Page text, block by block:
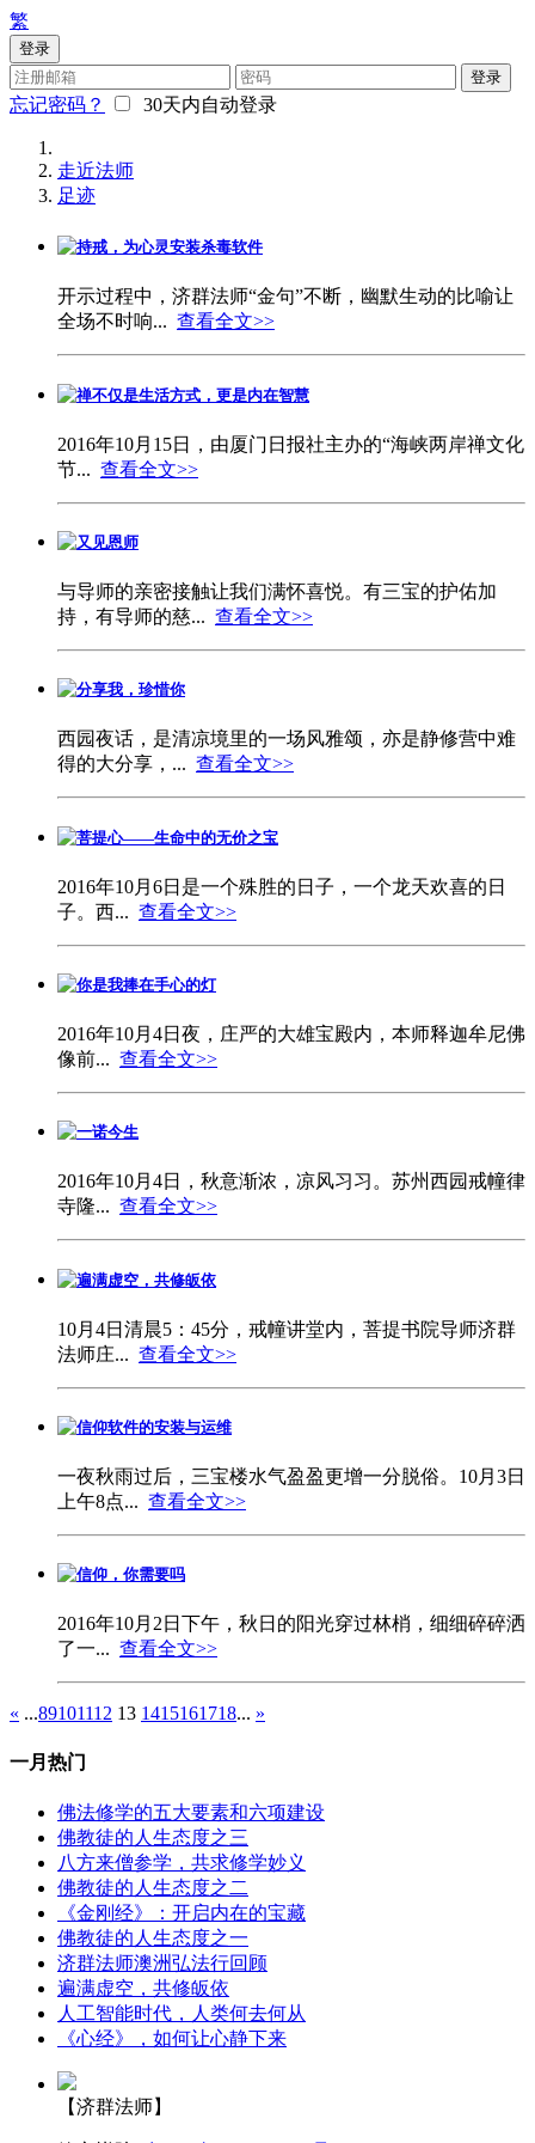
繁
登录
登录
忘记密码？ 30天内自动登录
走近法师
足迹
持戒，为心灵安装杀毒软件
开示过程中，济群法师“金句”不断，幽默生动的比喻让
全场不时响... 查看全文>>
禅不仅是生活方式，更是内在智慧
2016年10月15日，由厦门日报社主办的“海峡两岸禅文化
节... 查看全文>>
又见恩师
与导师的亲密接触让我们满怀喜悦。有三宝的护佑加
持，有导师的慈... 查看全文>>
分享我，珍惜你
西园夜话，是清凉境里的一场风雅颂，亦是静修营中难
得的大分享，... 查看全文>>
菩提心——生命中的无价之宝
2016年10月6日是一个殊胜的日子，一个龙天欢喜的日
子。西... 查看全文>>
你是我捧在手心的灯
2016年10月4日夜，庄严的大雄宝殿内，本师释迦牟尼佛
像前... 查看全文>>
一诺今生
2016年10月4日，秋意渐浓，凉风习习。苏州西园戒幢律
寺隆... 查看全文>>
遍满虚空，共修皈依
10月4日清晨5：45分，戒幢讲堂内，菩提书院导师济群
法师庄... 查看全文>>
信仰软件的安装与运维
一夜秋雨过后，三宝楼水气盈盈更增一分脱俗。10月3日
上午8点... 查看全文>>
信仰，你需要吗
2016年10月2日下午，秋日的阳光穿过林梢，细细碎碎洒
了一... 查看全文>>
« ...89101112 13 1415161718... »
一月热门
佛法修学的五大要素和六项建设
佛教徒的人生态度之三
八方来僧参学，共求修学妙义
佛教徒的人生态度之二
《金刚经》：开启内在的宝藏
佛教徒的人生态度之一
济群法师澳洲弘法行回顾
遍满虚空，共修皈依
人工智能时代，人类何去何从
《心经》，如何让心静下来
【济群法师】